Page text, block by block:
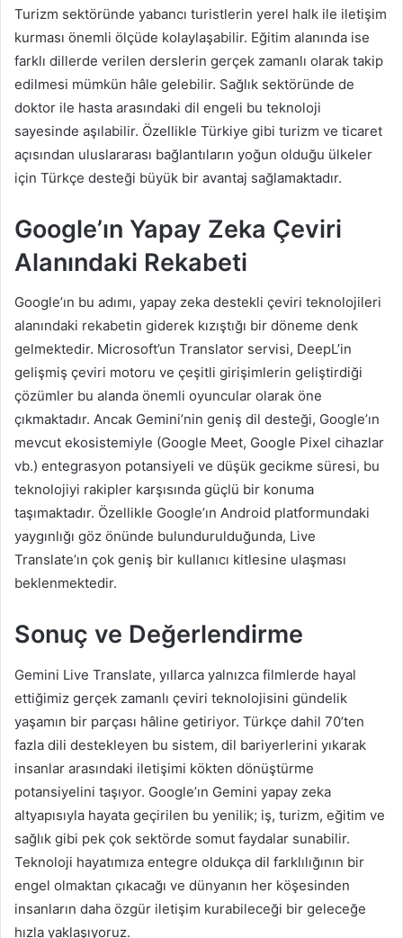
Turizm sektöründe yabancı turistlerin yerel halk ile iletişim
kurması önemli ölçüde kolaylaşabilir. Eğitim alanında ise
farklı dillerde verilen derslerin gerçek zamanlı olarak takip
edilmesi mümkün hâle gelebilir. Sağlık sektöründe de
doktor ile hasta arasındaki dil engeli bu teknoloji
sayesinde aşılabilir. Özellikle Türkiye gibi turizm ve ticaret
açısından uluslararası bağlantıların yoğun olduğu ülkeler
için Türkçe desteği büyük bir avantaj sağlamaktadır.
Google’ın Yapay Zeka Çeviri
Alanındaki Rekabeti
Google’ın bu adımı, yapay zeka destekli çeviri teknolojileri
alanındaki rekabetin giderek kızıştığı bir döneme denk
gelmektedir. Microsoft’un Translator servisi, DeepL’in
gelişmiş çeviri motoru ve çeşitli girişimlerin geliştirdiği
çözümler bu alanda önemli oyuncular olarak öne
çıkmaktadır. Ancak Gemini’nin geniş dil desteği, Google’ın
mevcut ekosistemiyle (Google Meet, Google Pixel cihazlar
vb.) entegrasyon potansiyeli ve düşük gecikme süresi, bu
teknolojiyi rakipler karşısında güçlü bir konuma
taşımaktadır. Özellikle Google’ın Android platformundaki
yaygınlığı göz önünde bulundurulduğunda, Live
Translate’ın çok geniş bir kullanıcı kitlesine ulaşması
beklenmektedir.
Sonuç ve Değerlendirme
Gemini Live Translate, yıllarca yalnızca filmlerde hayal
ettiğimiz gerçek zamanlı çeviri teknolojisini gündelik
yaşamın bir parçası hâline getiriyor. Türkçe dahil 70’ten
fazla dili destekleyen bu sistem, dil bariyerlerini yıkarak
insanlar arasındaki iletişimi kökten dönüştürme
potansiyelini taşıyor. Google’ın Gemini yapay zeka
altyapısıyla hayata geçirilen bu yenilik; iş, turizm, eğitim ve
sağlık gibi pek çok sektörde somut faydalar sunabilir.
Teknoloji hayatımıza entegre oldukça dil farklılığının bir
engel olmaktan çıkacağı ve dünyanın her köşesinden
insanların daha özgür iletişim kurabileceği bir geleceğe
hızla yaklaşıyoruz.